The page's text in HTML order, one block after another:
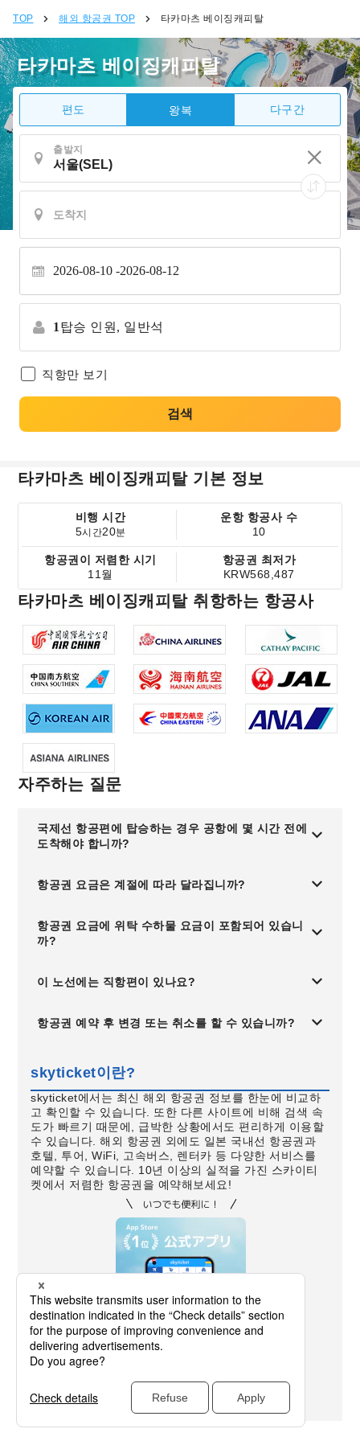
TOP 해외 항공권 TOP 타카마츠 베이징캐피탈
타카마츠 베이징캐피탈
편도 왕복 다구간
출발지
2026-08-10 2026-08-12
1 탑승 인원, 일반석
직항만 보기
검색
타카마츠 베이징캐피탈 기본 정보
비행 시간
5시간20분
운항 항공사 수
10
항공권이 저렴한 시기
11월
항공권 최저가
KRW568,487
타카마츠 베이징캐피탈 취항하는 항공사
자주하는 질문
국제선 항공편에 탑승하는 경우 공항에 몇 시간 전에
도착해야 합니까?
항공권 요금은 계절에 따라 달라집니까?
항공권 요금에 위탁 수하물 요금이 포함되어 있습니
까?
이 노선에는 직항편이 있나요?
항공권 예약 후 변경 또는 취소를 할 수 있습니까?
skyticket이란?
skyticket에서는 최신 해외 항공권 정보를 한눈에 비교하
고 확인할 수 있습니다. 또한 다른 사이트에 비해 검색 속
도가 빠르기 때문에, 급박한 상황에서도 편리하게 이용할
수 있습니다. 해외 항공권 외에도 일본 국내선 항공권과
호텔, 투어, WiFi, 고속버스, 렌터카 등 다양한 서비스를
예약할 수 있습니다. 10년 이상의 실적을 가진 스카이티
켓에서 저렴한 항공권을 예약해보세요!